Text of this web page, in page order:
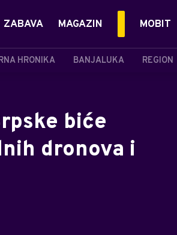
HRONIKA BANJALUKA REGION
ZABAVA MAGAZIN MOBIT
biće
dronova i